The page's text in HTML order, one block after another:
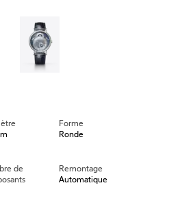
Forme
Ronde
de
Remontage
Automatique